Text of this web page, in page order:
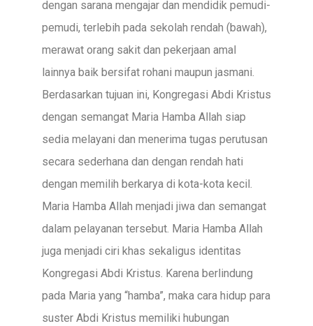
dengan sarana mengajar dan mendidik pemudi-
pemudi, terlebih pada sekolah rendah (bawah),
merawat orang sakit dan pekerjaan amal
lainnya baik bersifat rohani maupun jasmani.
Berdasarkan tujuan ini, Kongregasi Abdi Kristus
dengan semangat Maria Hamba Allah siap
sedia melayani dan menerima tugas perutusan
secara sederhana dan dengan rendah hati
dengan memilih berkarya di kota-kota kecil.
Maria Hamba Allah menjadi jiwa dan semangat
dalam pelayanan tersebut. Maria Hamba Allah
juga menjadi ciri khas sekaligus identitas
Kongregasi Abdi Kristus. Karena berlindung
pada Maria yang “hamba”, maka cara hidup para
suster Abdi Kristus memiliki hubungan